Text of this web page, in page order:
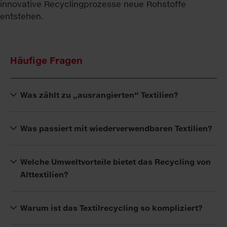
Häufige Fragen
Was zählt zu „ausrangierten“ Textilien?
Was passiert mit wiederverwendbaren Textilien?
Welche Umweltvorteile bietet das Recycling von
Alttextilien?
Warum ist das Textilrecycling so kompliziert?